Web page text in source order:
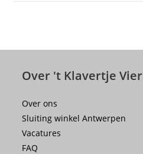
Over 't Klavertje Vier
Over ons
Sluiting winkel Antwerpen
Vacatures
FAQ